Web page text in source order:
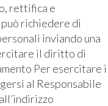
rettifica e
richiedere di
inviando una
il diritto di
Per esercitare i
al Responsabile